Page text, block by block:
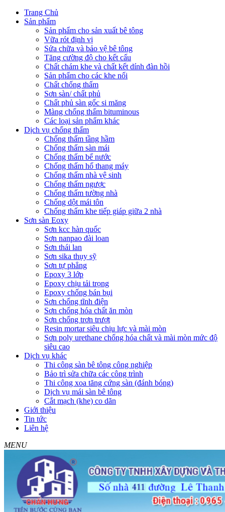
Trang Chủ
Sản phẩm
Sản phẩm cho sản xuất bê tông
Vữa rót định vị
Sửa chữa và bảo vệ bê tông
Tăng cường độ cho kết cấu
Chất chám khe và chất kết dính đàn hồi
Sản phẩm cho các khe nối
Chất chống thấm
Sơn sàn/ chất phủ
Chất phủ sàn gốc si măng
Màng chống thấm bituminous
Các loại sản phẩm khác
Dịch vụ chống thấm
Chống thấm tầng hầm
Chống thấm sàn mái
Chống thấm bể nước
Chống thấm hố thang máy
Chống thấm nhà vệ sinh
Chống thấm ngược
Chống thấm tường nhà
Chống dột mái tôn
Chống thấm khe tiếp giáp giữa 2 nhà
Sơn sàn Eoxy
Sơn kcc hàn quốc
Sơn nanpao đài loan
Sơn thái lan
Sơn sika thụy sỹ
Sơn tự phẳng
Epoxy 3 lớp
Epoxy chịu tải trọng
Epoxy chống bán bụi
Sơn chống tĩnh điện
Sơn chống hóa chất ăn mòn
Sơn chống trơn trượt
Resin mortar siêu chịu lực và mài mòn
Sơn poly urethane chống hóa chất và mài mòn mức độ
siêu cao
Dịch vụ khác
Thi công sàn bê tông công nghiệp
Bảo trì sửa chữa các công trình
Thi công xoa tăng cứng sàn (đánh bóng)
Dịch vụ mái sàn bê tông
Cắt mạch (khe) co dãn
Giới thiệu
Tin tức
Liên hệ
MENU